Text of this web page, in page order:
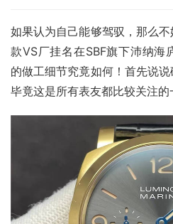
如果认为自己能够驾驭，那么
款VS厂挂名在SBF旗下沛纳海
的做工细节究竟如何！首先说
毕竟这是所有表友都比较关注的